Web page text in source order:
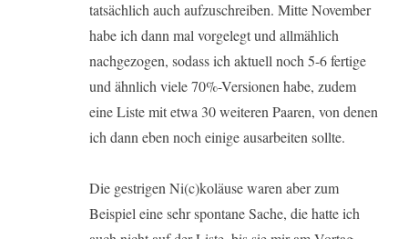
tatsächlich auch aufzuschreiben. Mitte November
habe ich dann mal vorgelegt und allmählich
nachgezogen, sodass ich aktuell noch 5-6 fertige
und ähnlich viele 70%-Versionen habe, zudem
eine Liste mit etwa 30 weiteren Paaren, von denen
ich dann eben noch einige ausarbeiten sollte.
Die gestrigen Ni(c)koläuse waren aber zum
Beispiel eine sehr spontane Sache, die hatte ich